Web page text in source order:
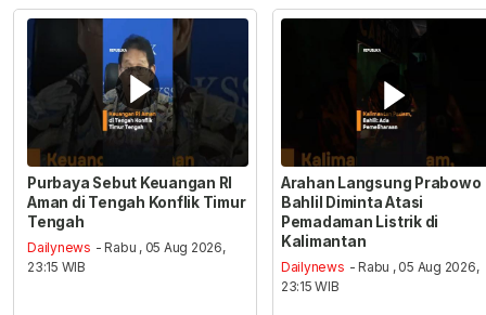
Purbaya Sebut Keuangan RI
Aman di Tengah Konflik Timur
Tengah
Dailynews - Rabu , 05 Aug 2026,
23:15 WIB
Arahan Langsung Prabowo
Bahlil Diminta Atasi
Pemadaman Listrik di
Kalimantan
Dailynews - Rabu , 05 Aug 2026,
23:15 WIB